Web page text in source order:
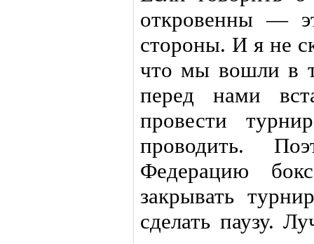
откровенны —
стороны. И я не
что мы вошли в
перед нами
провести
проводить.
Федерацию
закрывать
сделать паузу.